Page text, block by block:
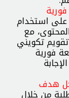
استخدام
مع
تكويني
فورية
من خلال